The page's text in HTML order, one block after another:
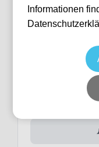
Bernabeu
15:00
ESP
Ticket(s)
Informationen